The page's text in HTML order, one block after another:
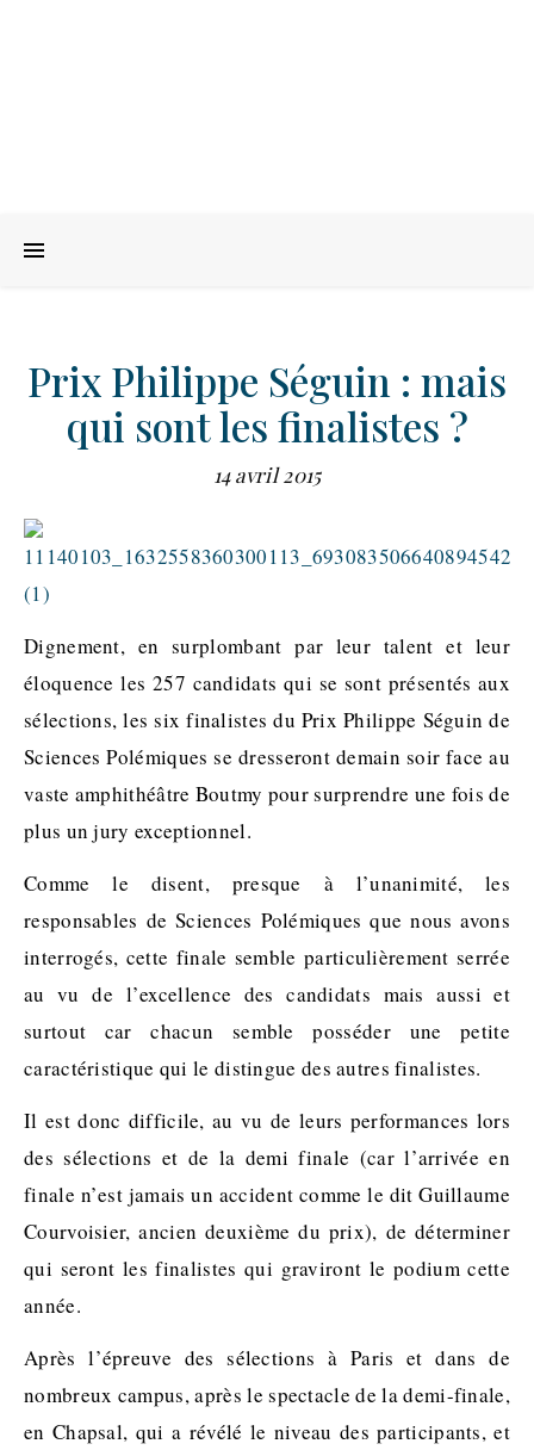
Prix Philippe Séguin : mais
qui sont les finalistes ?
14 avril 2015
Dignement, ensurplombant par leur talent et leur
éloquence les 257 candidats qui se sont présentés aux
sélections, les six finalistes du Prix Philippe Séguin de
Sciences Polémiques se dresseront demain soir face au
vaste amphithéâtre Boutmy pour surprendre une fois de
plus un jury exceptionnel.
Comme le disent, presque à l’unanimité, les
responsables de Sciences Polémiques que nous avons
interrogés, cette finale semble particulièrement serrée
au vu de l’excellence des candidats mais aussi et
surtout car chacun semble posséder une petite
caractéristique qui le distingue des autres finalistes.
Il est donc difficile, au vu de leurs performances lors
des sélections et de la demi finale (car l’arrivée en
finale n’est jamais un accident comme le dit Guillaume
Courvoisier, ancien deuxième du prix), de déterminer
qui seront les finalistes qui graviront le podium cette
année.
Après l’épreuve des sélections à Paris et dans de
nombreux campus, après le spectacle de la demi-finale,
en Chapsal, qui a révélé le niveau des participants, et